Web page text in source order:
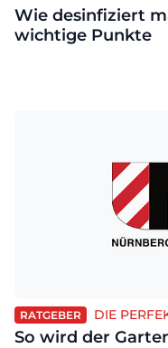
Wie desinfiziert
wichtige Punkte
RATGEBER DIE
So wird der